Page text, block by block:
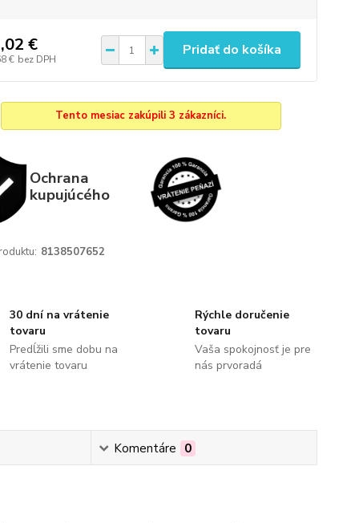
€
€ bez DPH
Pridať do košíka
Tento mesiac zakúpili 3 zákazníci.
Ochrana
kupujúcého
8138507652
30 dní na vrátenie
tovaru
Predĺžili sme dobu na
vrátenie tovaru
Rýchle doručenie
tovaru
Vaša spokojnosť je pre
nás prvoradá
Komentáre 0